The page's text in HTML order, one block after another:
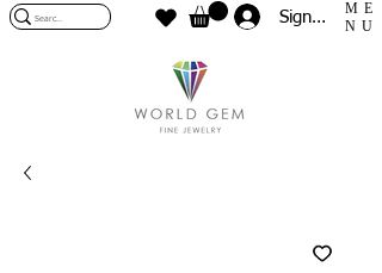
Sign In
ME
NU